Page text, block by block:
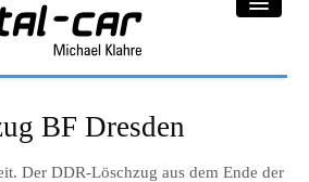
BF Dresden
Der DDR-Löschzug aus dem Ende der